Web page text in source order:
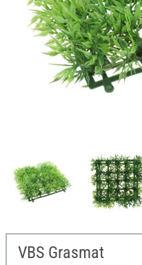
VBS Grasmat